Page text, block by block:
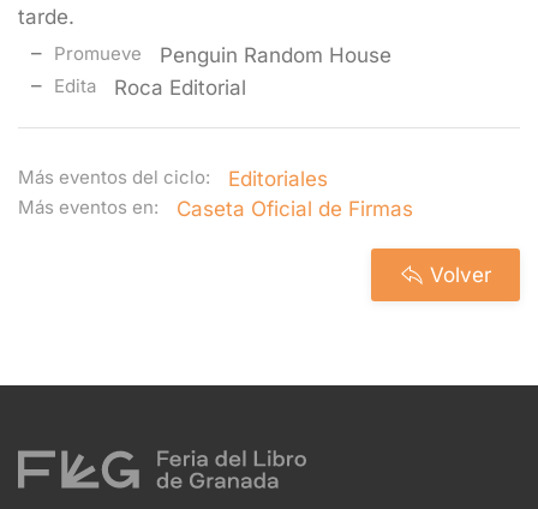
tarde.
Promueve Penguin Random House
Edita Roca Editorial
Más eventos del ciclo: Editoriales
Más eventos en: Caseta Oficial de Firmas
Volver